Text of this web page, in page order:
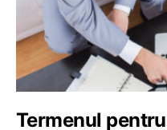
Termenul